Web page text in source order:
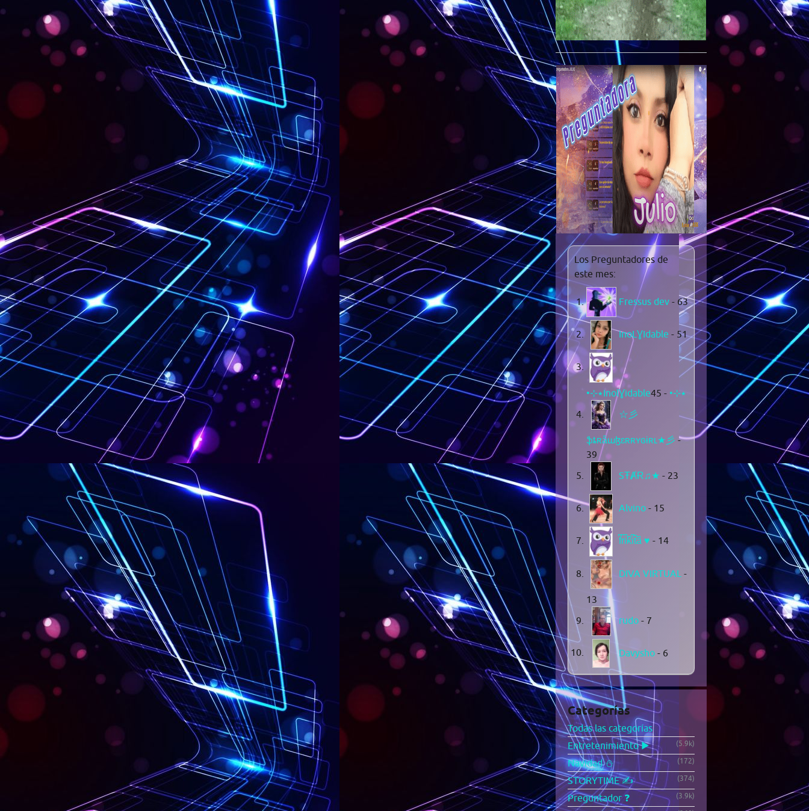
Los Preguntadores de
este mes:
Fressus dev - 63
InoLƔIdable - 51
•⊹٭InolƔidable٭⊹• - 45
☆彡
ֆȶʀǟաɮɛʀʀʏɢɨʀʟ★彡 -
39
SŦȺɌ♫★ - 23
Alvino - 15
f͆r͆i͆k͆i͆t͆a͆ ♥ - 14
DIVA VIRTUAL -
13
rudo - 7
Davysho - 6
Categorías
Todas las categorías
Entretenimiento ▶️
(5.9k)
Navidad ⛄ (172)
STORYTIME ✍️ (374)
Preguntador ❓ (3.9k)